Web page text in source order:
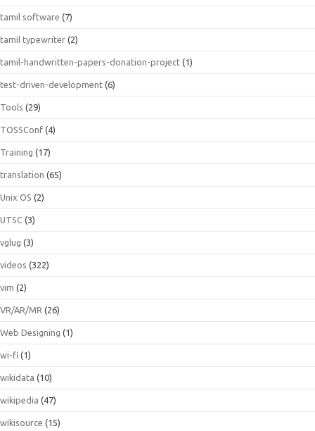
tamil software (7)
tamil typewriter (2)
tamil-handwritten-papers-donation-project (1)
test-driven-development (6)
Tools (29)
TOSSConf (4)
Training (17)
translation (65)
Unix OS (2)
UTSC (3)
vglug (3)
videos (322)
vim (2)
VR/AR/MR (26)
Web Designing (1)
wi-fi (1)
wikidata (10)
wikipedia (47)
wikisource (15)